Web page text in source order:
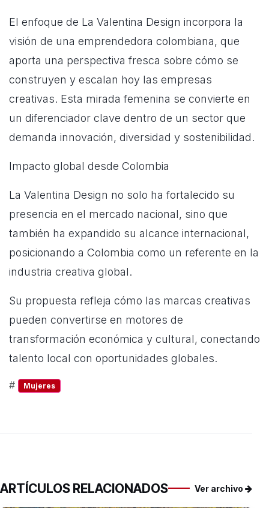
El enfoque de La Valentina Design incorpora la
visión de una emprendedora colombiana, que
aporta una perspectiva fresca sobre cómo se
construyen y escalan hoy las empresas
creativas. Esta mirada femenina se convierte en
un diferenciador clave dentro de un sector que
demanda innovación, diversidad y sostenibilidad.
Impacto global desde Colombia
La Valentina Design no solo ha fortalecido su
presencia en el mercado nacional, sino que
también ha expandido su alcance internacional,
posicionando a Colombia como un referente en la
industria creativa global.
Su propuesta refleja cómo las marcas creativas
pueden convertirse en motores de
transformación económica y cultural, conectando
talento local con oportunidades globales.
# Mujeres
ARTÍCULOS RELACIONADOS Ver archivo